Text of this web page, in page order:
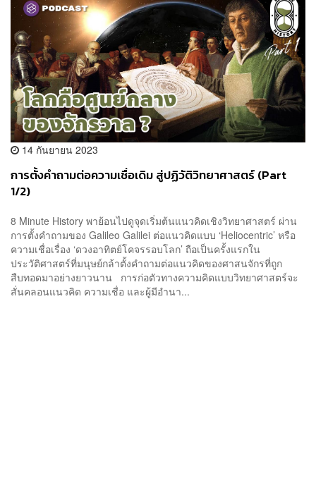
14 กันยายน 2023
การตั้งคำถามต่อความเชื่อเดิม สู่ปฏิวัติวิทยาศาสตร์ (Part
1/2)
8 Minute History พาย้อนไปดูจุดเริ่มต้นแนวคิดเชิงวิทยาศาสตร์ ผ่าน
การตั้งคำถามของ Galileo Galilei ต่อแนวคิดแบบ ‘Heliocentric’ หรือ
ความเชื่อเรื่อง ‘ดวงอาทิตย์โคจรรอบโลก’ ถือเป็นครั้งแรกใน
ประวัติศาสตร์ที่มนุษย์กล้าตั้งคำถามต่อแนวคิดของศาสนจักรที่ถูก
สืบทอดมาอย่างยาวนาน การก่อตัวทางความคิดแบบวิทยาศาสตร์จะ
สั่นคลอนแนวคิด ความเชื่อ และผู้มีอำนา...